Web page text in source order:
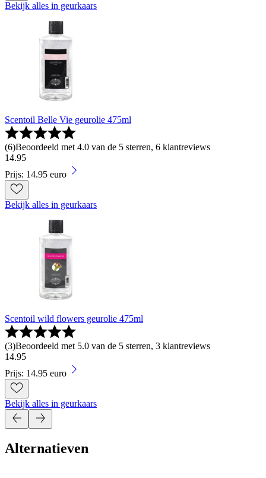
Bekijk alles in geurkaars
Scentoil Belle Vie geurolie 475ml
(6)Beoordeeld met 4.0 van de 5 sterren, 6 klantreviews
14.95
Prijs: 14.95 euro
Bekijk alles in geurkaars
Scentoil wild flowers geurolie 475ml
(3)Beoordeeld met 5.0 van de 5 sterren, 3 klantreviews
14.95
Prijs: 14.95 euro
Bekijk alles in geurkaars
Alternatieven